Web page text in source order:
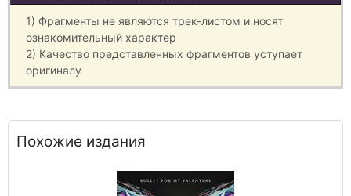
1) Фрагменты не являются трек-листом и носят
ознакомительный характер
2) Качество представленных фрагментов уступает
оригиналу
Похожие издания